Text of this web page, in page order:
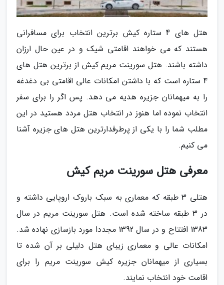
هتل های 4 ستاره کیش برترین انتخاب برای مسافرانی
هستند که می خواهند اقامتی شیک و در عین حال ارزان
داشته باشند. هتل سورینت مریم کیش از برترین هتل های
4 ستاره است که با داشتن امکانات عالی اقامتی بی دغدغه
را به میهمانان جزیره هدیه می دهد. پس اگر را برای سفر
انتخاب نموده اما هنوز در انتخاب هتل مردد هستید در این
مطلب شما را با یکی از پرطرفدارترین هتل های جزیره آشنا
می کنیم.
معرفی هتل سورینت مریم کیش
هتلی 3 طبقه که معماری به سبک باروک اروپایی داشته و
در 3 طبقه ساخته شده است. هتل سورینت مریم در سال
1383 افتتاح و در سال 1392 مجددا مورد بازسازی نهاده شد.
امکانات عالی و معماری زیبای هتل دلیلی بر آن شده تا
بسیاری از میهمانان جزیره کیش سورینت مریم را برای
اقامت خود انتخاب نمایند.